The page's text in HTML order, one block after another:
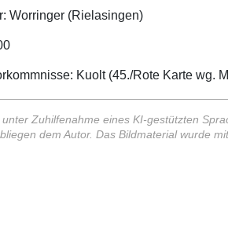
Worringer (Rielasingen)
Kuolt (45./Rote Karte wg.
Zuhilfenahme eines KI-gestützten
dem Autor. Das Bildmaterial wurde